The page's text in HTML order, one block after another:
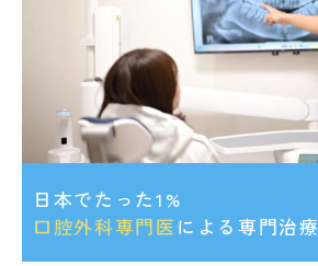
日本でたった1%
口腔外科専門医 による専門治療